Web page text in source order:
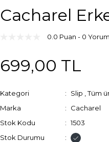
Cacharel
0.0 Puan - 0 Yorum
699,00 TL
Kategori Slip ,Tüm
Marka
Cacharel
Stok Kodu
1503
Stok Durumu